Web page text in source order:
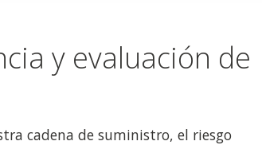
y evaluación de
cadena de suministro, el riesgo